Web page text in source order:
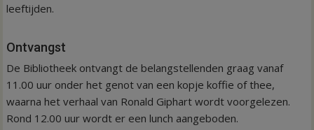
leeftijden.
Ontvangst
De Bibliotheek ontvangt de belangstellenden graag vanaf
11.00 uur onder het genot van een kopje koffie of thee,
waarna het verhaal van Ronald Giphart wordt voorgelezen.
Rond 12.00 uur wordt er een lunch aangeboden.